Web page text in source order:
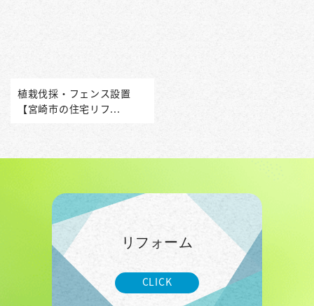
植栽伐採・フェンス設置
【宮崎市の住宅リフ...
リフォーム
CLICK